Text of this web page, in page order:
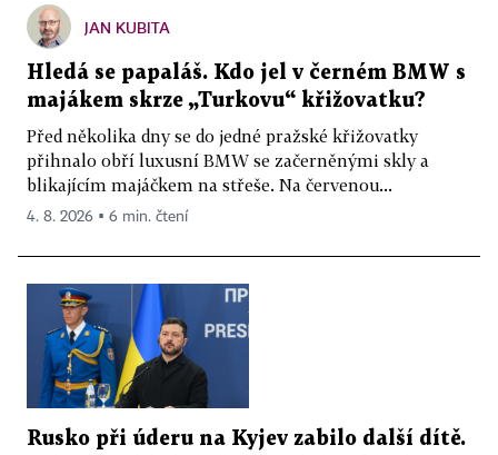
JAN KUBITA
Hledá se papaláš. Kdo jel v černém BMW s
majákem skrze „Turkovu“ křižovatku?
Před několika dny se do jedné pražské křižovatky
přihnalo obří luxusní BMW se začerněnými skly a
blikajícím majáčkem na střeše. Na červenou...
4. 8. 2026 ▪ 6 min. čtení
Rusko při úderu na Kyjev zabilo další dítě.